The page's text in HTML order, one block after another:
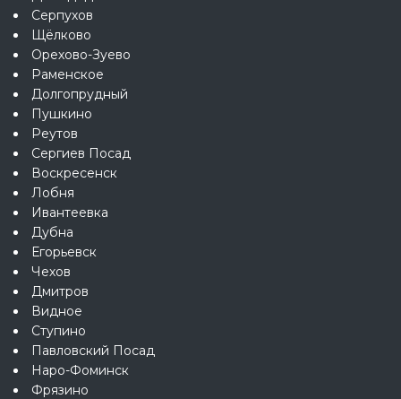
Серпухов
Щёлково
Орехово-Зуево
Раменское
Долгопрудный
Пушкино
Реутов
Сергиев Посад
Воскресенск
Лобня
Ивантеевка
Дубна
Егорьевск
Чехов
Дмитров
Видное
Ступино
Павловский Посад
Наро-Фоминск
Фрязино